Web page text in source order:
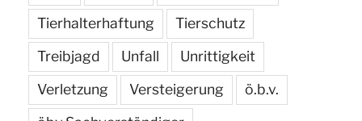
Tierhalterhaftung
Tierschutz
Treibjagd
Unfall
Unrittigkeit
Verletzung
Versteigerung
ö.b.v.